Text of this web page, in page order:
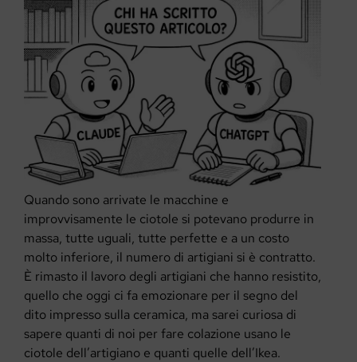
Quando sono arrivate le macchine e
improvvisamente le ciotole si potevano produrre in
massa, tutte uguali, tutte perfette e a un costo
molto inferiore, il numero di artigiani si è contratto.
È rimasto il lavoro degli artigiani che hanno resistito,
quello che oggi ci fa emozionare per il segno del
dito impresso sulla ceramica, ma sarei curiosa di
sapere quanti di noi per fare colazione usano le
ciotole dell’artigiano e quanti quelle dell’Ikea.